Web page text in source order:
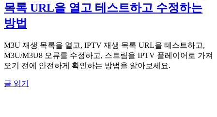
목록 URL을 열고 테스트하고 수정하는
방법
M3U 재생 목록을 열고, IPTV 재생 목록 URL을 테스트하고,
M3U/M3U8 오류를 수정하고, 스트림을 IPTV 플레이어로 가져
오기 전에 안전하게 확인하는 방법을 알아보세요.
글 읽기